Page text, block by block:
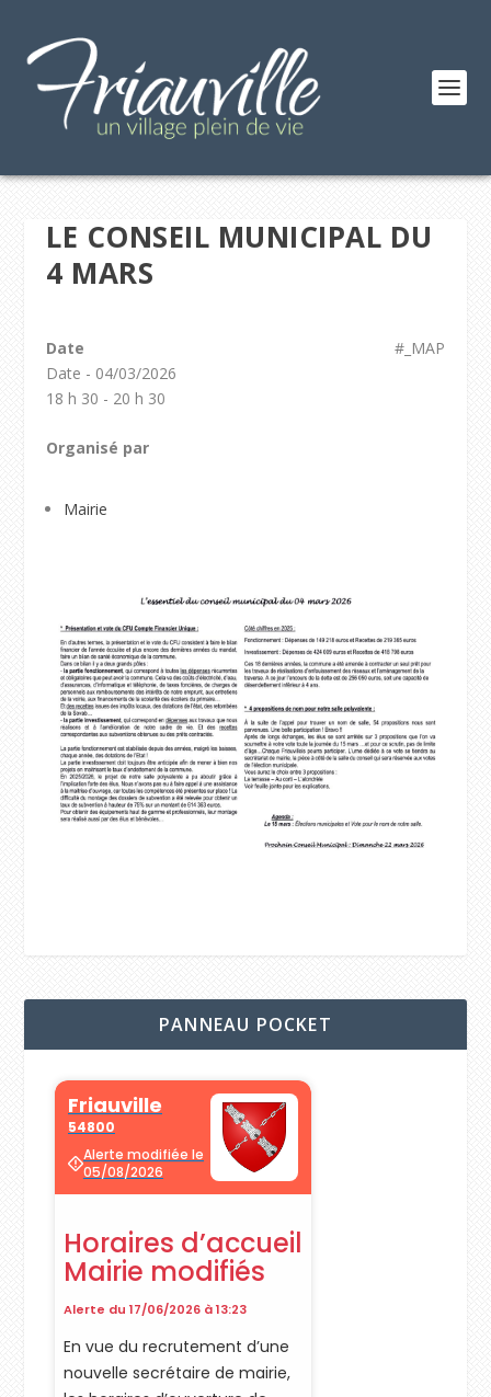
LE CONSEIL MUNICIPAL DU
4 MARS
#_MAP
Date
Date - 04/03/2026
18 h 30 - 20 h 30
Organisé par
Mairie
PANNEAU POCKET